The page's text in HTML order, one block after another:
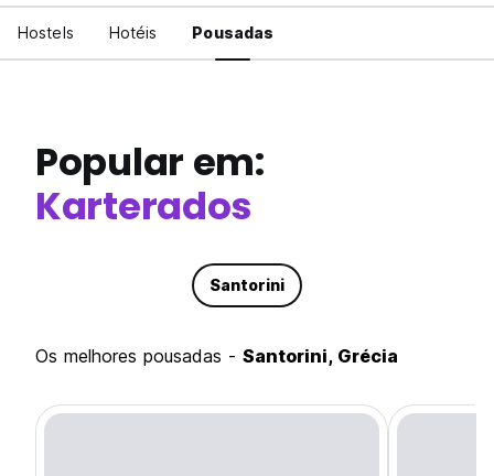
Hostels Hotéis Pousadas
Popular em:
Karterados
Santorini
Os melhores pousadas - Santorini, Grécia